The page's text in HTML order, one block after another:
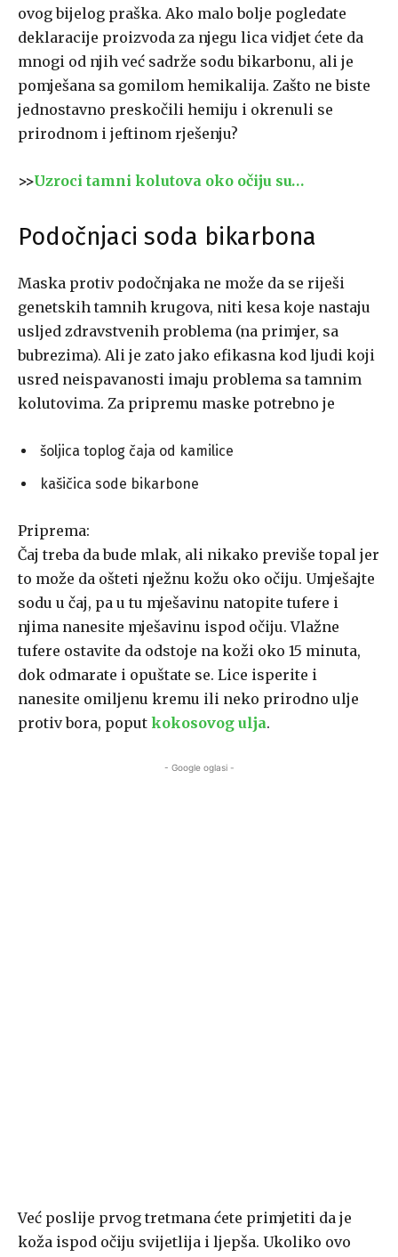
ovog bijelog praška. Ako malo bolje pogledate
deklaracije proizvoda za njegu lica vidjet ćete da
mnogi od njih već sadrže sodu bikarbonu, ali je
pomješana sa gomilom hemikalija. Zašto ne biste
jednostavno preskočili hemiju i okrenuli se
prirodnom i jeftinom rješenju?
>>Uzroci tamni kolutova oko očiju su…
Podočnjaci soda bikarbona
Maska protiv podočnjaka ne može da se riješi
genetskih tamnih krugova, niti kesa koje nastaju
usljed zdravstvenih problema (na primjer, sa
bubrezima). Ali je zato jako efikasna kod ljudi koji
usred neispavanosti imaju problema sa tamnim
kolutovima. Za pripremu maske potrebno je
šoljica toplog čaja od kamilice
kašičica sode bikarbone
Priprema:
Čaj treba da bude mlak, ali nikako previše topal jer
to može da ošteti nježnu kožu oko očiju. Umješajte
sodu u čaj, pa u tu mješavinu natopite tufere i
njima nanesite mješavinu ispod očiju. Vlažne
tufere ostavite da odstoje na koži oko 15 minuta,
dok odmarate i opuštate se. Lice isperite i
nanesite omiljenu kremu ili neko prirodno ulje
protiv bora, poput kokosovog ulja.
- Google oglasi -
Već poslije prvog tretmana ćete primjetiti da je
koža ispod očiju svijetlija i ljepša. Ukoliko ovo